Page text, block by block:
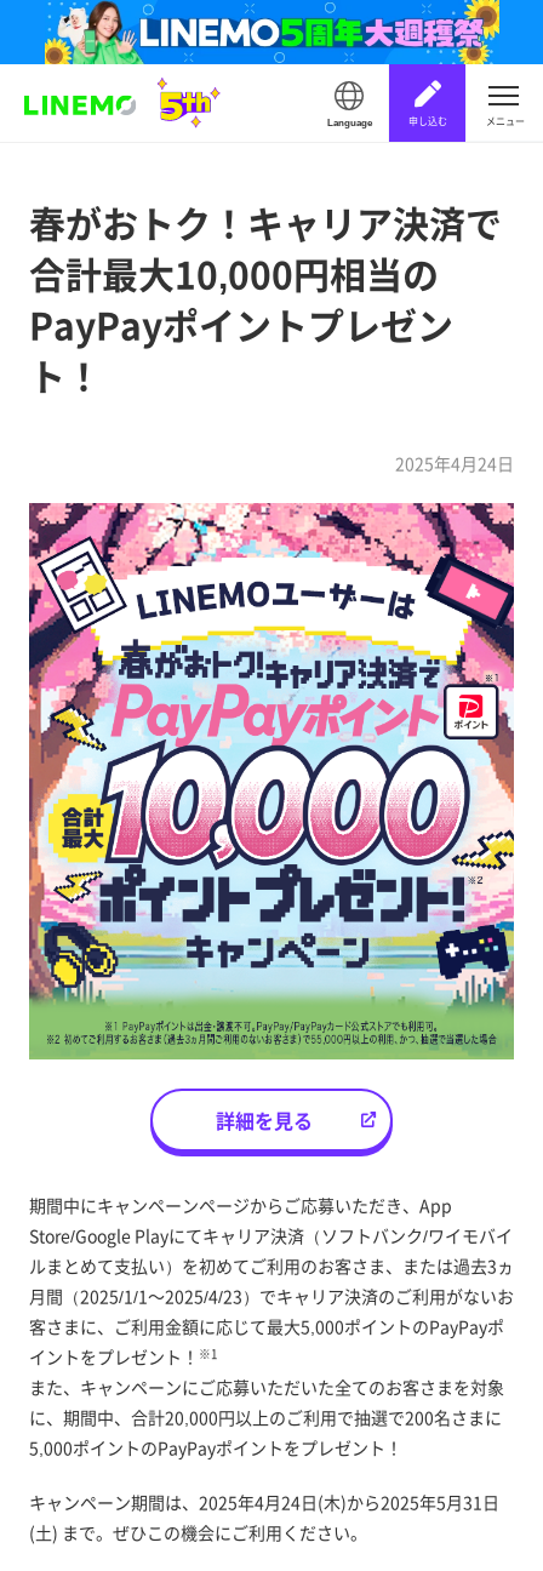
Language 申し込む メニュー
春がおトク！キャリア決済で
合計最大10,000円相当の
PayPayポイントプレゼン
ト！
2025年4月24日
詳細を見る
期間中にキャンペーンページからご応募いただき、App
Store/Google Playにてキャリア決済（ソフトバンク/ワイモバイ
ルまとめて支払い）を初めてご利用のお客さま、または過去3ヵ
月間（2025/1/1～2025/4/23）でキャリア決済のご利用がないお
客さまに、ご利用金額に応じて最大5,000ポイントのPayPayポ
イントをプレゼント！ ※1
また、キャンペーンにご応募いただいた全てのお客さまを対象
に、期間中、合計20,000円以上のご利用で抽選で200名さまに
5,000ポイントのPayPayポイントをプレゼント！
キャンペーン期間は、2025年4月24日(木)から2025年5月31日
(土) まで。ぜひこの機会にご利用ください。